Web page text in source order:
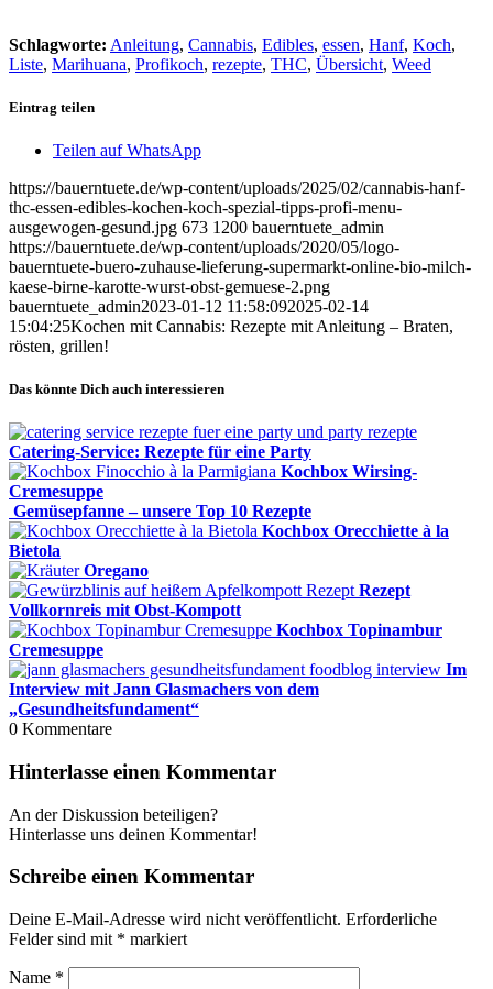
Schlagworte: Anleitung, Cannabis, Edibles, essen, Hanf, Koch,
Liste, Marihuana, Profikoch, rezepte, THC, Übersicht, Weed
Eintrag teilen
Teilen auf WhatsApp
https://bauerntuete.de/wp-content/uploads/2025/02/cannabis-hanf-
thc-essen-edibles-kochen-koch-spezial-tipps-profi-menu-
ausgewogen-gesund.jpg 673 1200 bauerntuete_admin
https://bauerntuete.de/wp-content/uploads/2020/05/logo-
bauerntuete-buero-zuhause-lieferung-supermarkt-online-bio-milch-
kaese-birne-karotte-wurst-obst-gemuese-2.png
bauerntuete_admin2023-01-12 11:58:092025-02-14
15:04:25Kochen mit Cannabis: Rezepte mit Anleitung – Braten,
rösten, grillen!
Das könnte Dich auch interessieren
Catering-Service: Rezepte für eine Party
Kochbox Wirsing-
Cremesuppe
Gemüsepfanne – unsere Top 10 Rezepte
Kochbox Orecchiette à la
Bietola
Oregano
Rezept
Vollkornreis mit Obst-Kompott
Kochbox Topinambur
Cremesuppe
Im
Interview mit Jann Glasmachers von dem
„Gesundheitsfundament“
0 Kommentare
Hinterlasse einen Kommentar
An der Diskussion beteiligen?
Hinterlasse uns deinen Kommentar!
Schreibe einen Kommentar
Deine E-Mail-Adresse wird nicht veröffentlicht. Erforderliche
Felder sind mit * markiert
Name *